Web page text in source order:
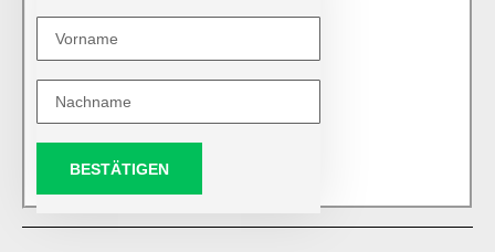
BESTÄTIGEN